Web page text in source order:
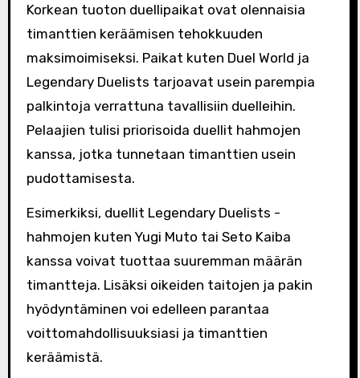
Korkean tuoton duellipaikat ovat olennaisia
timanttien keräämisen tehokkuuden
maksimoimiseksi. Paikat kuten Duel World ja
Legendary Duelists tarjoavat usein parempia
palkintoja verrattuna tavallisiin duelleihin.
Pelaajien tulisi priorisoida duellit hahmojen
kanssa, jotka tunnetaan timanttien usein
pudottamisesta.
Esimerkiksi, duellit Legendary Duelists -
hahmojen kuten Yugi Muto tai Seto Kaiba
kanssa voivat tuottaa suuremman määrän
timantteja. Lisäksi oikeiden taitojen ja pakin
hyödyntäminen voi edelleen parantaa
voittomahdollisuuksiasi ja timanttien
keräämistä.